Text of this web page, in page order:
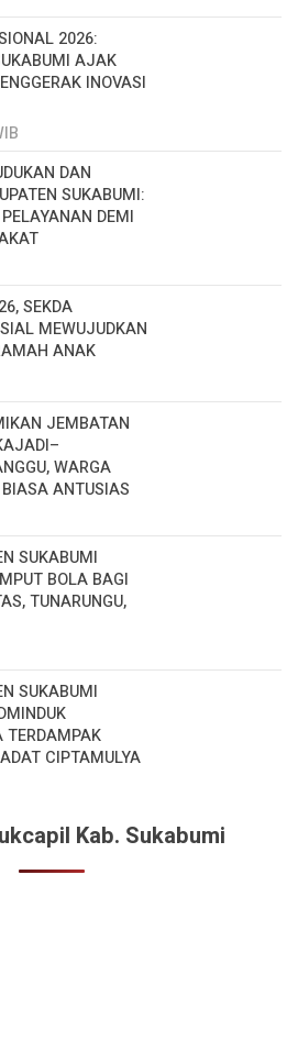
2026:
AJAK
INOVASI
DAN
SUKABUMI:
DEMI
SEKDA
MEWUJUDKAN
ANAK
JEMBATAN
WARGA
ANTUSIAS
SUKABUMI
BOLA BAGI
TUNARUNGU,
SUKABUMI
TERDAMPAK
CIPTAMULYA
Kab. Sukabumi